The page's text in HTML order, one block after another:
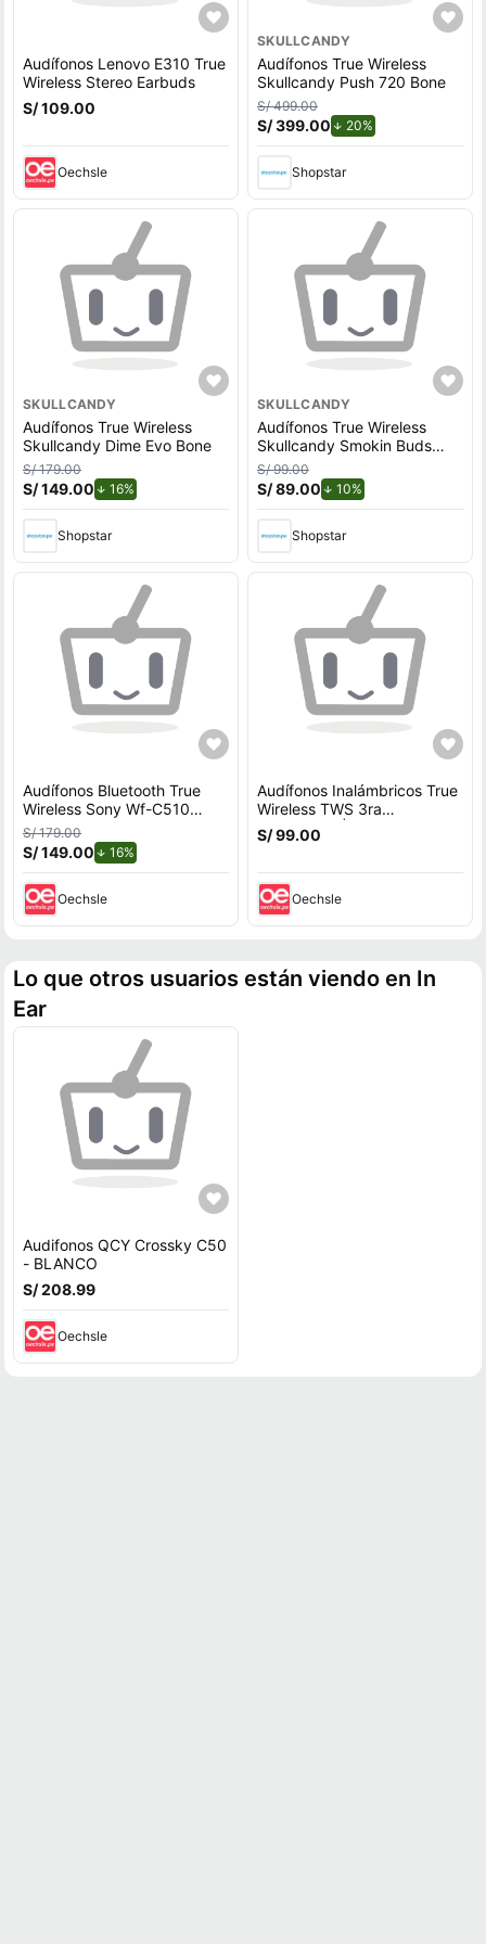
Audífonos Lenovo E310 True
Wireless Stereo Earbuds
S/ 109.00
Oechsle
SKULLCANDY
Audífonos True Wireless
Skullcandy Push 720 Bone
S/ 499.00
S/ 399.00 20%de descuento.
Shopstar
SKULLCANDY
Audífonos True Wireless
Skullcandy Dime Evo Bone
S/ 179.00
S/ 149.00 16%
Shopstar
SKULLCANDY
Audífonos True Wireless
Skullcandy Smokin Buds
Black
S/ 99.00
S/ 89.00 10%de descuento.
Shopstar
Audífonos Bluetooth True
Wireless Sony Wf-C510
Negro
S/ 179.00
S/ 149.00 16%
Oechsle
Audífonos Inalámbricos True
Wireless TWS 3ra
Generación | Blanco
S/ 99.00
Oechsle
Lo que otros usuarios están viendo en In
Ear
Audifonos QCY Crossky C50
- BLANCO
S/ 208.99
Oechsle